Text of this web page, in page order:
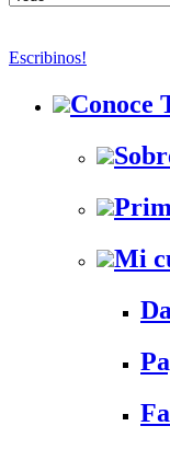
Escribinos!
Conoce
Mi